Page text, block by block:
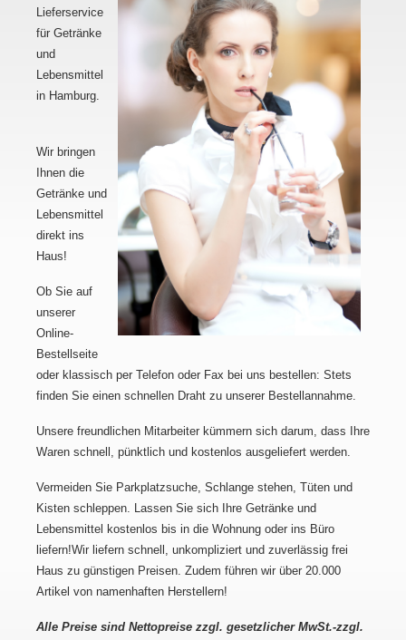
Lieferservice
für Getränke
und
Lebensmittel
in Hamburg.
Wir bringen
Ihnen die
Getränke und
Lebensmittel
direkt ins
Haus!
Ob Sie auf
unserer
Online-
Bestellseite
oder klassisch per Telefon oder Fax bei uns bestellen: Stets
finden Sie einen schnellen Draht zu unserer Bestellannahme.
Unsere freundlichen Mitarbeiter kümmern sich darum, dass Ihre
Waren schnell, pünktlich und kostenlos ausgeliefert werden.
Vermeiden Sie Parkplatzsuche, Schlange stehen, Tüten und
Kisten schleppen. Lassen Sie sich Ihre Getränke und
Lebensmittel kostenlos bis in die Wohnung oder ins Büro
liefern!Wir liefern schnell, unkompliziert und zuverlässig frei
Haus zu günstigen Preisen. Zudem führen wir über 20.000
Artikel von namenhaften Herstellern!
Alle Preise sind Nettopreise zzgl. gesetzlicher MwSt.-zzgl.